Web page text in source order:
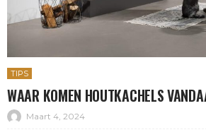
TIPS
WAAR KOMEN HOUTKACHELS
Maart 4, 2024